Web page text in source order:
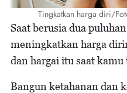
Tingkatkan harga diri/
Saat berusia dua
meningkatkan harga
dan hargai itu saat
Bangun ketahanan dan